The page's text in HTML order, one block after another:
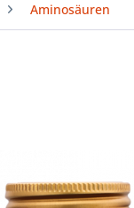
Aminosäuren